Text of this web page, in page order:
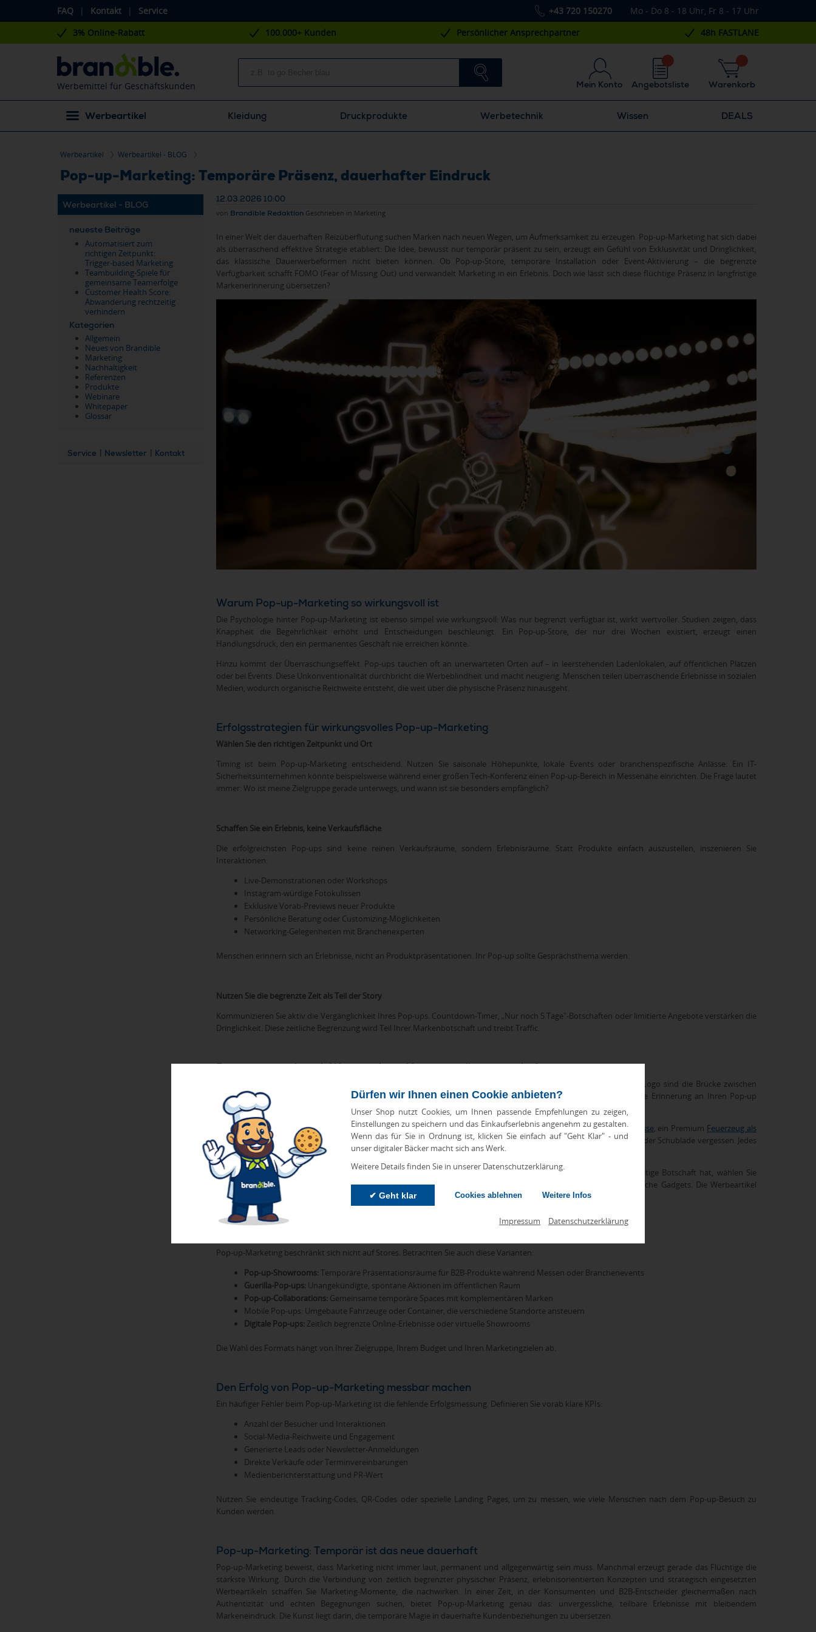
FAQ | Kontakt | Service +43 720 150270 Mo - Do 8 - 18 Uhr, Fr 8 - 17 Uhr
Dürfen wir Ihnen einen Cookie anbieten?
Unser Shop nutzt Cookies, um Ihnen passende Empfehlungen zu zeigen,
Einstellungen zu speichern und das Einkaufserlebnis angenehm zu gestalten.
Wenn das für Sie in Ordnung ist, klicken Sie einfach auf "Geht Klar" - und
unser digitaler Bäcker macht sich ans Werk.
Weitere Details finden Sie in unserer Datenschutzerklärung.
✔ Geht klar Cookies ablehnen Weitere Infos
Impressum Datenschutzerklärung
3% Online-Rabatt 100.000+ Kunden Persönlicher Ansprechpartner 48h FASTLANE
Werbemittel für Geschäftskunden Mein Konto Warenkorb
Angebotsliste
Werbeartikel Kleidung Druckprodukte Werbetechnik Wissen DEALS
Werbeartikel Werbeartikel - BLOG
Pop-up-Marketing: Temporäre Präsenz, dauerhafter Eindruck
Werbeartikel - BLOG
neueste Beiträge
Automatisiert zum
richtigen Zeitpunkt:
Trigger-based Marketing
Teambuilding-Spiele für
gemeinsame Teamerfolge
Customer Health Score:
Abwanderung rechtzeitig
verhindern
Kategorien
Allgemein
Neues von Brandible
Marketing
Nachhaltigkeit
Referenzen
Produkte
Webinare
Whitepaper
Glossar
Service Newsletter Kontakt
12.03.2026 10:00
von Brandible Redaktion Geschrieben in Marketing
In einer Welt der dauerhaften Reizüberflutung suchen Marken nach neuen Wegen, um Aufmerksamkeit zu erzeugen. Pop-up-Marketing hat sich dabei
als überraschend effektive Strategie etabliert: Die Idee, bewusst nur temporär präsent zu sein, erzeugt ein Gefühl von Exklusivität und Dringlichkeit,
das klassische Dauerwerbeformen nicht bieten können. Ob Pop-up-Store, temporäre Installation oder Event-Aktivierung – die begrenzte
Verfügbarkeit schafft FOMO (Fear of Missing Out) und verwandelt Marketing in ein Erlebnis. Doch wie lässt sich diese flüchtige Präsenz in langfristige
Markenerinnerung übersetzen?
Warum Pop-up-Marketing so wirkungsvoll ist
Die Psychologie hinter Pop-up-Marketing ist ebenso simpel wie wirkungsvoll: Was nur begrenzt verfügbar ist, wirkt wertvoller. Studien zeigen, dass
Knappheit die Begehrlichkeit erhöht und Entscheidungen beschleunigt. Ein Pop-up-Store, der nur drei Wochen existiert, erzeugt einen
Handlungsdruck, den ein permanentes Geschäft nie erreichen könnte.
Hinzu kommt der Überraschungseffekt. Pop-ups tauchen oft an unerwarteten Orten auf – in leerstehenden Ladenlokalen, auf öffentlichen Plätzen
oder bei Events. Diese Unkonventionalität durchbricht die Werbeblindheit und macht neugierig. Menschen teilen überraschende Erlebnisse in sozialen
Medien, wodurch organische Reichweite entsteht, die weit über die physische Präsenz hinausgeht.
Erfolgsstrategien für wirkungsvolles Pop-up-Marketing
Wählen Sie den richtigen Zeitpunkt und Ort
Timing ist beim Pop-up-Marketing entscheidend. Nutzen Sie saisonale Höhepunkte, lokale Events oder branchenspezifische Anlässe. Ein IT-
Sicherheitsunternehmen könnte beispielsweise während einer großen Tech-Konferenz einen Pop-up-Bereich in Messenähe einrichten. Die Frage lautet
immer: Wo ist meine Zielgruppe gerade unterwegs, und wann ist sie besonders empfänglich?
Schaffen Sie ein Erlebnis, keine Verkaufsfläche
Die erfolgreichsten Pop-ups sind keine reinen Verkaufsräume, sondern Erlebnisräume. Statt Produkte einfach auszustellen, inszenieren Sie
Interaktionen:
Live-Demonstrationen oder Workshops
Instagram-würdige Fotokulissen
Exklusive Vorab-Previews neuer Produkte
Persönliche Beratung oder Customizing-Möglichkeiten
Networking-Gelegenheiten mit Branchenexperten
Menschen erinnern sich an Erlebnisse, nicht an Produktpräsentationen. Ihr Pop-up sollte Gesprächsthema werden.
Nutzen Sie die begrenzte Zeit als Teil der Story
Kommunizieren Sie aktiv die Vergänglichkeit Ihres Pop-ups. Countdown-Timer, „Nur noch 5 Tage"-Botschaften oder limitierte Angebote verstärken die
Dringlichkeit. Diese zeitliche Begrenzung wird Teil Ihrer Markenbotschaft und treibt Traffic.
Pop-up-Marketing mit Werbeartikeln: Von temporär zu dauerhaft
Hier liegt das Paradox des Pop-up-Marketings: Die Präsenz ist flüchtig, der Eindruck soll bleiben. Werbeartikel mit Logo sind die Brücke zwischen
diesen beiden Polen. Sie verwandeln ein temporäres Erlebnis in einen dauerhaften physischen Touchpoint, der die Erinnerung an Ihren Pop-up
wachhält.
Setzen Sie dabei auf Qualität statt Quantität. Ein hochwertiger, nützlicher Werbeartikel – etwa eine eleganteWerbetasse, ein Premium Feuerzeug als
Werbeartikeloder eine nachhaltige Einkaufstasche mit Logo– wird von Besuchern tatsächlich verwendet und nicht in der Schublade vergessen. Jedes
Mal, wenn der Artikel zum Einsatz kommt, wird die positive Erinnerung an das Pop-up-Erlebnis reaktiviert.
Besonders clever: Verknüpfen Sie die Werbeartikel mit dem Pop-up-Konzept selbst. Wenn Ihr Pop-up eine nachhaltige Botschaft hat, wählen Sie
nachhaltige Werbeartikel
oder recycelte Produkte. Wenn Sie Innovation kommunizieren, setzen Sie auf technologische Gadgets. Die Werbeartikel
sollten die Story Ihres Pop-ups weitertragen – long after the party is over.
Pop-up-Marketing beschränkt sich nicht auf Stores. Betrachten Sie auch diese Varianten:
Pop-up-Showrooms:Temporäre Präsentationsräume für B2B-Produkte während Messen oder Branchenevents
Guerilla-Pop-ups:Unangekündigte, spontane Aktionen im öffentlichen Raum
Pop-up-Collaborations:Gemeinsame temporäre Spaces mit komplementären Marken
Mobile Pop-ups: Umgebaute Fahrzeuge oder Container, die verschiedene Standorte ansteuern
Digitale Pop-ups:Zeitlich begrenzte Online-Erlebnisse oder virtuelle Showrooms
Die Wahl des Formats hängt von Ihrer Zielgruppe, Ihrem Budget und Ihren Marketingzielen ab.
Den Erfolg von Pop-up-Marketing messbar machen
Ein häufiger Fehler beim Pop-up-Marketing ist die fehlende Erfolgsmessung. Definieren Sie vorab klare KPIs:
Anzahl der Besucher und Interaktionen
Social-Media-Reichweite und Engagement
Generierte Leads oder Newsletter-Anmeldungen
Direkte Verkäufe oder Terminvereinbarungen
Medienberichterstattung und PR-Wert
Nutzen Sie eindeutige Tracking-Codes, QR-Codes oder spezielle Landing Pages, um zu messen, wie viele Menschen nach dem Pop-up-Besuch zu
Kunden werden.
Pop-up-Marketing: Temporär ist das neue dauerhaft
Pop-up-Marketing beweist, dass Marketing nicht immer laut, permanent und allgegenwärtig sein muss. Manchmal erzeugt gerade das Flüchtige die
stärkste Wirkung. Durch die Verbindung von zeitlich begrenzter physischer Präsenz, erlebnisorientierten Konzepten und strategisch eingesetzten
Werbeartikeln schaffen Sie Marketing-Momente, die nachwirken. In einer Zeit, in der Konsumenten und B2B-Entscheider gleichermaßen nach
Authentizität und echten Begegnungen suchen, bietet Pop-up-Marketing genau das: unvergessliche, teilbare Erlebnisse mit bleibendem
Markeneindruck. Die Kunst liegt darin, die temporäre Magie in dauerhafte Kundenbeziehungen zu übersetzen.